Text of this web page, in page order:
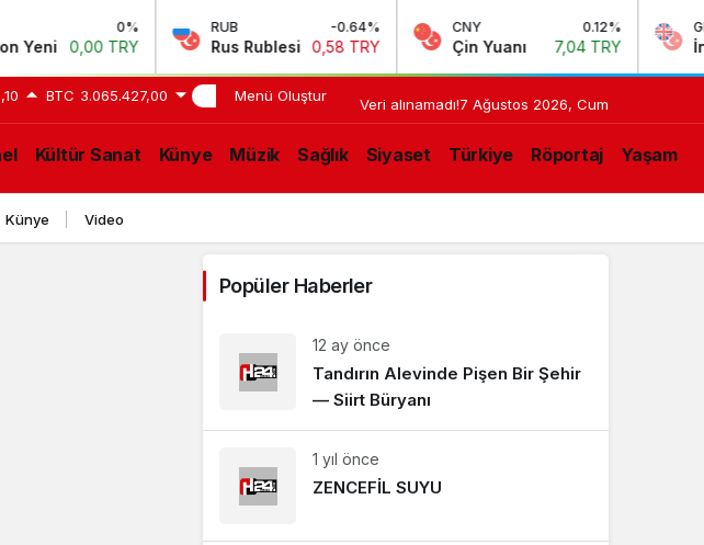
0,00 TRY
RUB -0.64%
Rus Rublesi 0,58 TRY
CNY 0.12%
Çin Yuanı 7,04 TRY
GBP
BTC 3.065.427,00 21:02 Bitlis
Menü Oluştur
Veri alınamadı!7 Ağustos 2026, Cum
Kültür Sanat Künye Müzik Sağlık Siyaset Türkiye Röportaj Yaşam
Künye Video
Popüler Haberler
12 ay önce
Tandırın Alevinde Pişen Bir Şehir
— Siirt Büryanı
1 yıl önce
ZENCEFİL SUYU